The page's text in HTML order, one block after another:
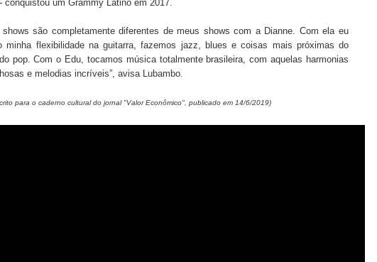
conquistou um Grammy Latino em 2017.
shows são completamente diferentes de meus shows com a Dianne. Com ela eu
minha flexibilidade na guitarra, fazemos jazz, blues e coisas mais próximas do
pop. Com o Edu, tocamos música totalmente brasileira, com aquelas harmonias
e melodias incríveis”, avisa Lubambo.
para o caderno cultural do jornal "Valor Econômico", publicado em 14/6/2019)